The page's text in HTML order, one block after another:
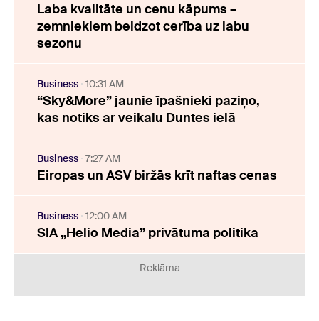
Laba kvalitāte un cenu kāpums –
zemniekiem beidzot cerība uz labu
sezonu
Business 10:31 AM
“Sky&More” jaunie īpašnieki paziņo,
kas notiks ar veikalu Duntes ielā
Business 7:27 AM
Eiropas un ASV biržās krīt naftas cenas
Business 12:00 AM
SIA „Helio Media” privātuma politika
Reklāma